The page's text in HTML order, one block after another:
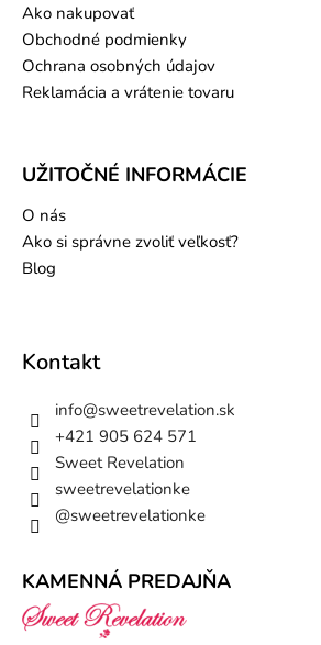
Ako nakupovať
Obchodné podmienky
Ochrana osobných údajov
Reklamácia a vrátenie tovaru
UŽITOČNÉ INFORMÁCIE
O nás
Ako si správne zvoliť veľkosť?
Blog
Kontakt
info@sweetrevelation.sk
+421 905 624 571
Sweet Revelation
sweetrevelationke
@sweetrevelationke
KAMENNÁ PREDAJŇA